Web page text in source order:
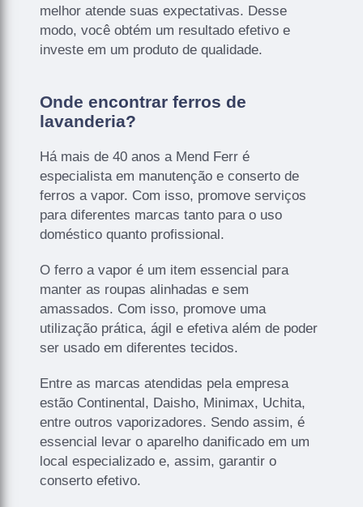
melhor atende suas expectativas. Desse
modo, você obtém um resultado efetivo e
investe em um produto de qualidade.
Onde encontrar ferros de
lavanderia?
Há mais de 40 anos a Mend Ferr é
especialista em manutenção e conserto de
ferros a vapor. Com isso, promove serviços
para diferentes marcas tanto para o uso
doméstico quanto profissional.
O ferro a vapor é um item essencial para
manter as roupas alinhadas e sem
amassados. Com isso, promove uma
utilização prática, ágil e efetiva além de poder
ser usado em diferentes tecidos.
Entre as marcas atendidas pela empresa
estão Continental, Daisho, Minimax, Uchita,
entre outros vaporizadores. Sendo assim, é
essencial levar o aparelho danificado em um
local especializado e, assim, garantir o
conserto efetivo.